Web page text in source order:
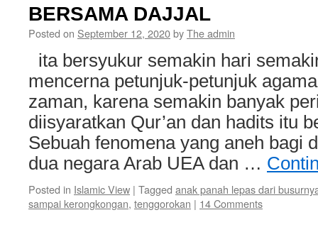
BERSAMA DAJJAL
Posted on September 12, 2020byThe admin
ita bersyukur semakin hari
mencerna petunjuk-petunjuk
zaman, karena semakin banyak
diisyaratkan Qur’an dan hadits itu
Sebuah fenomena yang aneh bagi
dua negara Arab UEA dan …
Posted in Islamic View | Tagged anak panah lepas dari
sampai kerongkongan, tenggorokan | 14 Comments